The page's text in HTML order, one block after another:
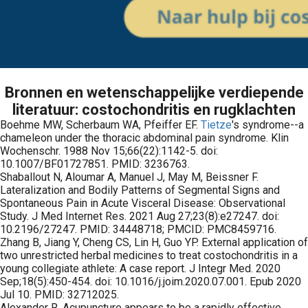
Bronnen en wetenschappelijke verdiepende
literatuur: costochondritis en rugklachten
Boehme MW, Scherbaum WA, Pfeiffer EF. Tietze's syndrome--a
chameleon under the thoracic abdominal pain syndrome. Klin
Wochenschr. 1988 Nov 15;66(22):1142-5. doi:
10.1007/BF01727851. PMID: 3236763.
Shaballout N, Aloumar A, Manuel J, May M, Beissner F.
Lateralization and Bodily Patterns of Segmental Signs and
Spontaneous Pain in Acute Visceral Disease: Observational
Study. J Med Internet Res. 2021 Aug 27;23(8):e27247. doi:
10.2196/27247. PMID: 34448718; PMCID: PMC8459716.
Zhang B, Jiang Y, Cheng CS, Lin H, Guo YP. External application of
two unrestricted herbal medicines to treat costochondritis in a
young collegiate athlete: A case report. J Integr Med. 2020
Sep;18(5):450-454. doi: 10.1016/j.joim.2020.07.001. Epub 2020
Jul 10. PMID: 32712025.